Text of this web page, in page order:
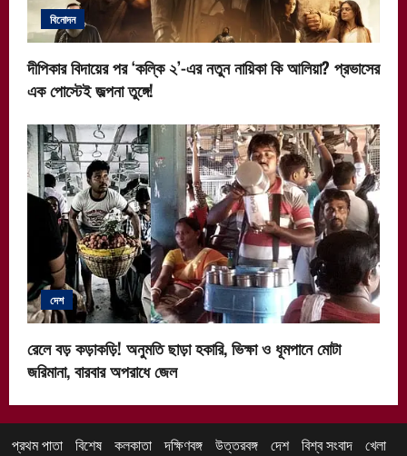
বিনোদন
দীপিকার বিদায়ের পর ‘কল্কি ২’-এর নতুন নায়িকা কি আলিয়া? প্রভাসের
এক পোস্টেই জল্পনা তুঙ্গে!
দেশ
রেলে বড় কড়াকড়ি! অনুমতি ছাড়া হকারি, ভিক্ষা ও ধূমপানে মোটা
জরিমানা, বারবার অপরাধে জেল
প্রথম পাতা বিশেষ কলকাতা দক্ষিণবঙ্গ উত্তরবঙ্গ দেশ বিশ্ব সংবাদ খেলা